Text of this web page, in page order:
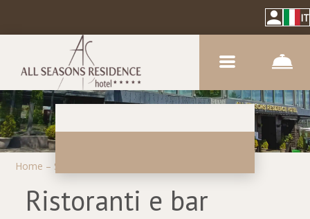
IT
Home – Sull'hotel
Ristoranti e bar